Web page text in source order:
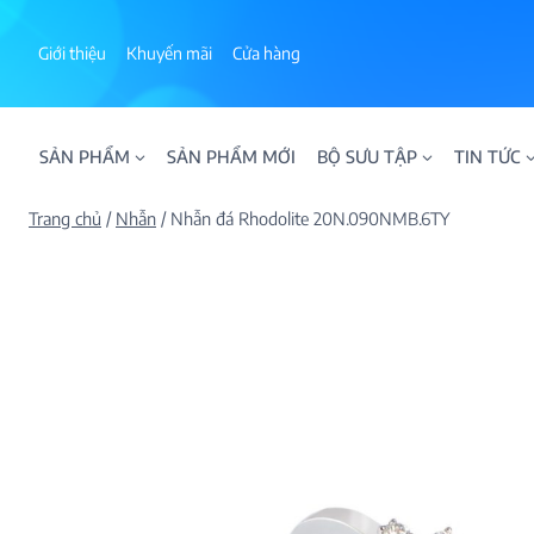
Giới thiệu Khuyến mãi Cửa hàng
SẢN PHẨM SẢN PHẨM MỚI BỘ SƯU TẬP TIN TỨC
Trang chủ / Nhẫn / Nhẫn đá Rhodolite 20N.090NMB.6TY